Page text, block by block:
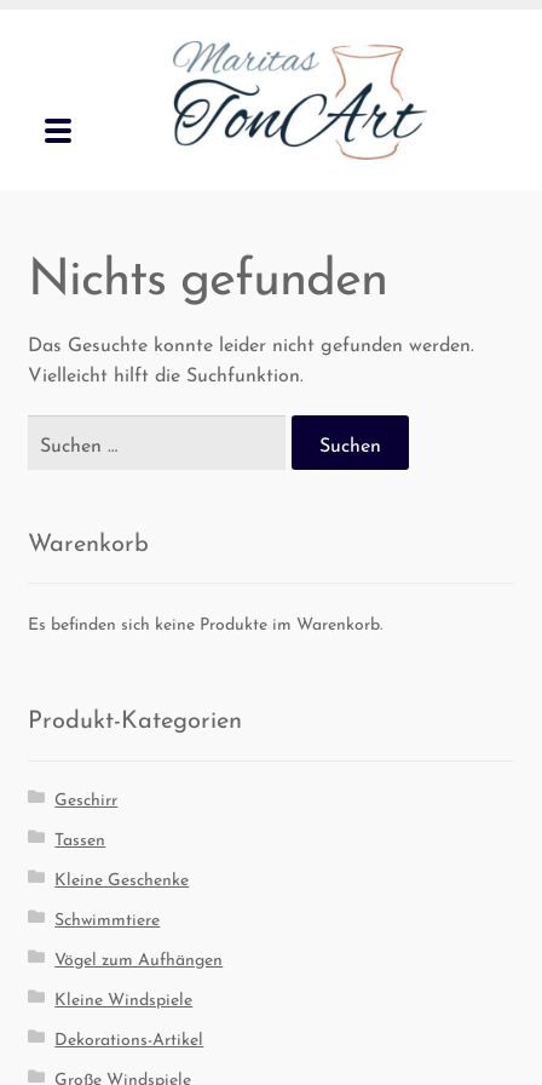
springen
springen
Geschirr
Klei­ne Geschenke
Kon­takt
Nichts gefunden
Das Gesuchte konnte leider nicht gefunden werden.
Vielleicht hilft die Suchfunktion.
Suchen
nach:
Waren­korb
Es befinden sich keine Produkte im Warenkorb.
Pro­dukt-Kate­go­rien
Geschirr
Tassen
Kleine Geschenke
Schwimmtiere
Vögel zum Aufhängen
Kleine Windspiele
Dekorations-Artikel
Große Windspiele